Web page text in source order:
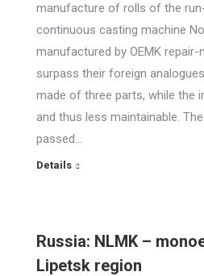
manufacture of rolls of the
continuous casting machine
manufactured by OEMK
surpass their foreign
made of three parts, while the
and thus less maintainable.
passed…
Details
Russia: NLMK –
Lipetsk region